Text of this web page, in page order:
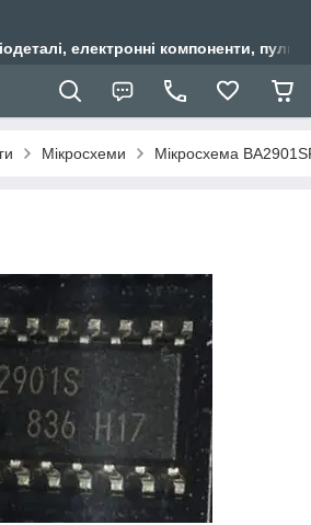
електронні компоненти,
Мікросхеми Мікросхема